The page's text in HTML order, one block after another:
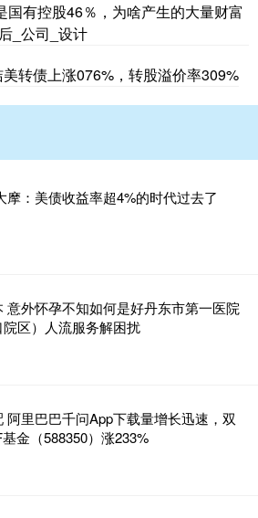
国有控股46％，为啥产生的大量财富
_公司_设计
转债上涨076%，转股溢价率309%
摩：美债收益率超4%的时代过去了
意外怀孕不知如何是好丹东市第一医院
院区）人流服务解困扰
阿里巴巴千问App下载量增长迅速，双
金（588350）涨233%